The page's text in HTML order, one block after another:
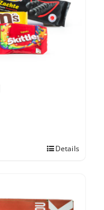
Details